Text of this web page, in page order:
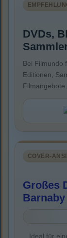
DVDs,
Bei Filmundo
Editionen,
Filmangebote.
COVER-
Großes
Barnaby
Ideal für